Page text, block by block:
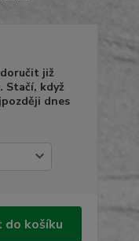
doručit již
Stačí, když
dnes
do košíku